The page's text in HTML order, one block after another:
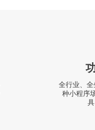
全行业、
种小程序